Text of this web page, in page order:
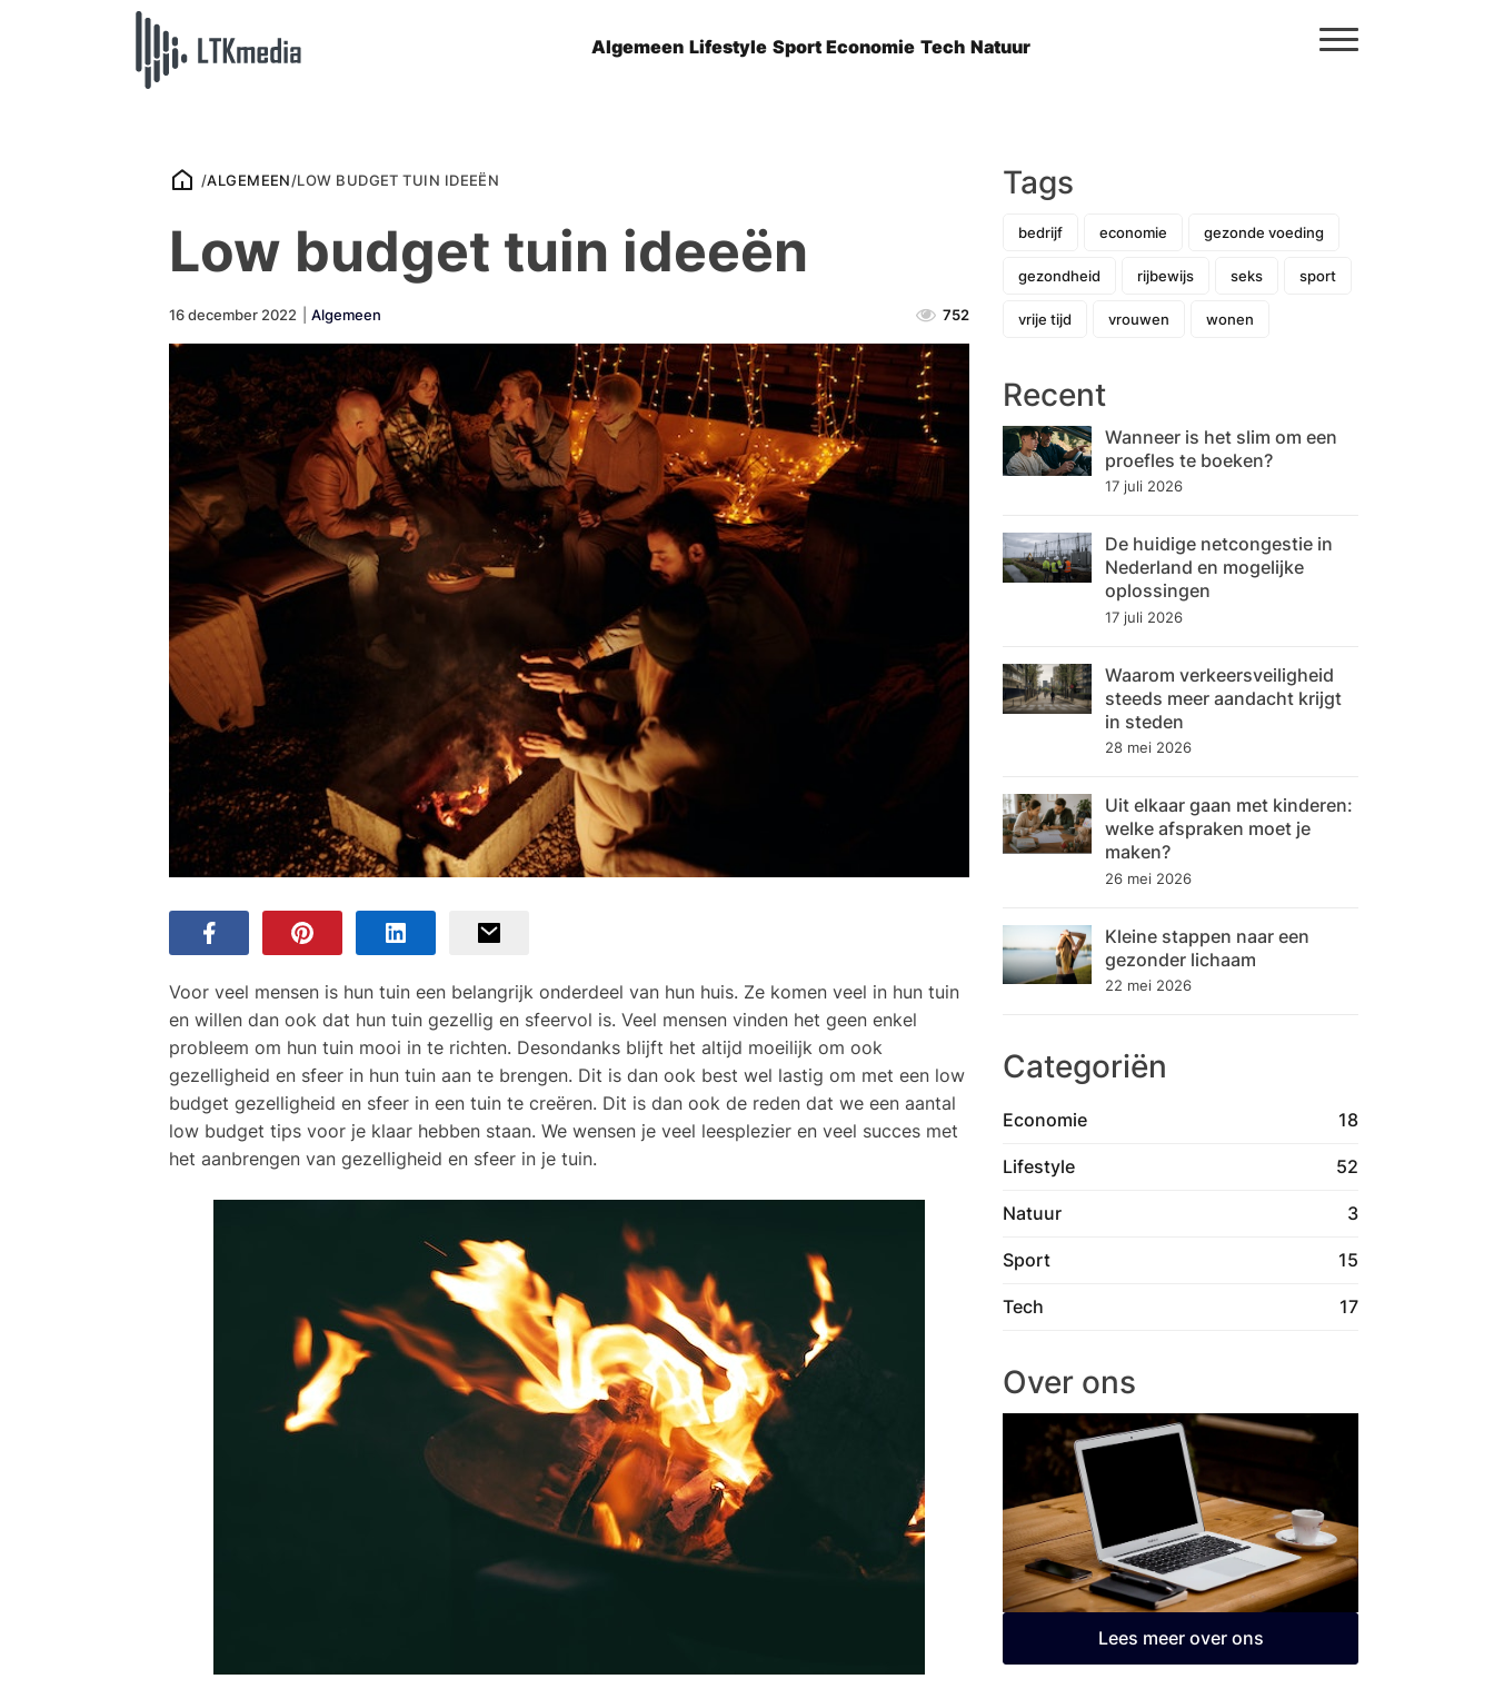
Algemeen Lifestyle Sport Economie Tech Natuur
/ALGEMEEN/LOW BUDGET TUIN IDEEËN
Low budget tuin ideeën
16 december 2022 Algemeen 752
Voor veel mensen is hun tuin een belangrijk onderdeel van hun huis. Ze komen veel in hun tuin
en willen dan ook dat hun tuin gezellig en sfeervol is. Veel mensen vinden het geen enkel
probleem om hun tuin mooi in te richten. Desondanks blijft het altijd moeilijk om ook
gezelligheid en sfeer in hun tuin aan te brengen. Dit is dan ook best wel lastig om met een low
budget gezelligheid en sfeer in een tuin te creëren. Dit is dan ook de reden dat we een aantal
low budget tips voor je klaar hebben staan. We wensen je veel leesplezier en veel succes met
het aanbrengen van gezelligheid en sfeer in je tuin.
Tags
bedrijf economie gezonde voeding
gezondheid rijbewijs seks sport
vrije tijd vrouwen wonen
Recent
Wanneer is het slim om een
proefles te boeken?
17 juli 2026
De huidige netcongestie in
Nederland en mogelijke
oplossingen
17 juli 2026
Waarom verkeersveiligheid
steeds meer aandacht krijgt
in steden
28 mei 2026
Uit elkaar gaan met kinderen:
welke afspraken moet je
maken?
26 mei 2026
Kleine stappen naar een
gezonder lichaam
22 mei 2026
Categoriën
Economie 18
Lifestyle 52
Natuur 3
Sport 15
Tech 17
Over ons
Lees meer over ons